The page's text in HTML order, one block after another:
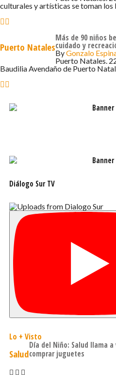
se encuentran disponibles en
Operación Lanceros: Voces
Esperanza», «1978. Voces del
culturales y artísticas se toman los
Puerto Natales
Más de 90 niños
cuidado y
ByGonzalo
Puerto Natales.
Baudilia Avendaño de Puerto
Diálogo Sur TV
Lo + Visto
Salud
Día del Niño: Salud llama
comprar juguetes